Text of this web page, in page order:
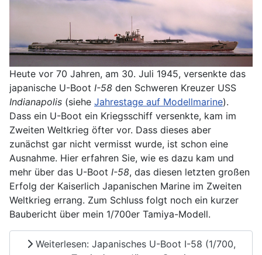
Heute vor 70 Jahren, am 30. Juli 1945, versenkte das
japanische U-Boot I-58 den Schweren Kreuzer USS
Indianapolis (siehe Jahrestage auf Modellmarine).
Dass ein U-Boot ein Kriegsschiff versenkte, kam im
Zweiten Weltkrieg öfter vor. Dass dieses aber
zunächst gar nicht vermisst wurde, ist schon eine
Ausnahme. Hier erfahren Sie, wie es dazu kam und
mehr über das U-Boot I-58, das diesen letzten großen
Erfolg der Kaiserlich Japanischen Marine im Zweiten
Weltkrieg errang. Zum Schluss folgt noch ein kurzer
Baubericht über mein 1/700er Tamiya-Modell.
Weiterlesen: Japanisches U-Boot I-58 (1/700,